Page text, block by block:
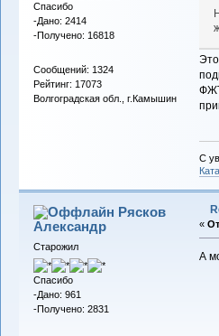
Спасибо
-Дано: 2414
-Получено: 16818
Сообщений: 1324
Рейтинг: 17073
Волгоградская обл., г.Камышин
С
Рясков
Александр
Старожил
Спасибо
-Дано: 961
-Получено: 2831
«
А